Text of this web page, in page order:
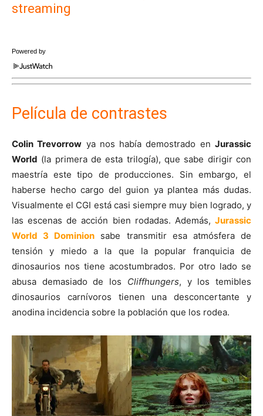
streaming
Powered by
Película de contrastes
Colin Trevorrow ya nos había demostrado enJurassic
World (la primera de esta trilogía), que sabe dirigir con
maestría este tipo de producciones. Sin embargo, el
haberse hecho cargo del guion ya plantea más dudas.
Visualmente el CGI está casi siempre muy bien logrado, y
las escenas de acción bien rodadas. Además, Jurassic
World 3 Dominion sabe transmitir esa atmósfera de
tensión y miedo a la que la popular franquicia de
dinosaurios nos tiene acostumbrados. Por otro lado se
abusa demasiado de los Cliffhungers, y los temibles
dinosaurios carnívoros tienen una desconcertante y
anodina incidencia sobre la población que los rodea.